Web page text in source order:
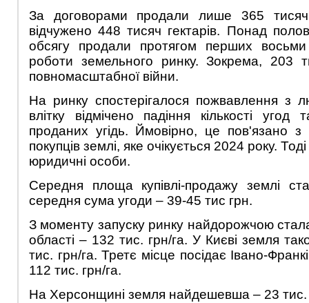
За договорами продали лише 365 тисяч
відчужено 448 тисяч гектарів. Понад
обсягу продали протягом перших восьми
роботи земельного ринку. Зокрема, 203
повномасштабної війни.
На ринку спостерігалося пожвавлення з
влітку відмічено падіння кількості
проданих угідь. Ймовірно, це пов'язано
покупців землі, яке очікується 2024 року.
юридичні особи.
Середня площа купівлі-продажу землі
середня сума угоди – 39-45 тис грн.
З моменту запуску ринку найдорожчою
області – 132 тис. грн/га. У Києві земля
тис. грн/га. Третє місце посідає Івано-
112 тис. грн/га.
На Херсонщині земля найдешевша – 23 тис.